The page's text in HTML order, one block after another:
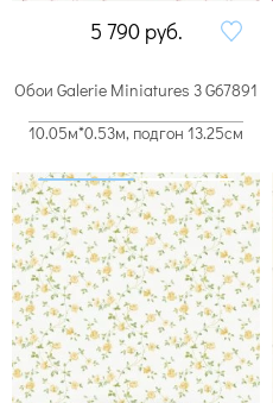
5 790 руб.
Обои Galerie Miniatures 3 G67891
10.05м*0.53м, подгон 13.25см